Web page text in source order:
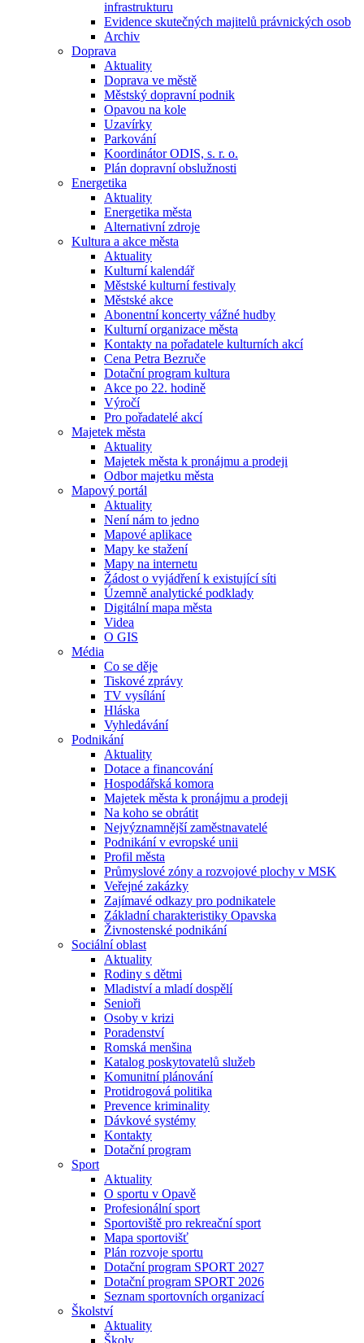
infrastrukturu
Evidence skutečných majitelů právnických osob
Archiv
Doprava
Aktuality
Doprava ve městě
Městský dopravní podnik
Opavou na kole
Uzavírky
Parkování
Koordinátor ODIS, s. r. o.
Plán dopravní obslužnosti
Energetika
Aktuality
Energetika města
Alternativní zdroje
Kultura a akce města
Aktuality
Kulturní kalendář
Městské kulturní festivaly
Městské akce
Abonentní koncerty vážné hudby
Kulturní organizace města
Kontakty na pořadatele kulturních akcí
Cena Petra Bezruče
Dotační program kultura
Akce po 22. hodině
Výročí
Pro pořadatelé akcí
Majetek města
Aktuality
Majetek města k pronájmu a prodeji
Odbor majetku města
Mapový portál
Aktuality
Není nám to jedno
Mapové aplikace
Mapy ke stažení
Mapy na internetu
Žádost o vyjádření k existující síti
Územně analytické podklady
Digitální mapa města
Videa
O GIS
Média
Co se děje
Tiskové zprávy
TV vysílání
Hláska
Vyhledávání
Podnikání
Aktuality
Dotace a financování
Hospodářská komora
Majetek města k pronájmu a prodeji
Na koho se obrátit
Nejvýznamnější zaměstnavatelé
Podnikání v evropské unii
Profil města
Průmyslové zóny a rozvojové plochy v MSK
Veřejné zakázky
Zajímavé odkazy pro podnikatele
Základní charakteristiky Opavska
Živnostenské podnikání
Sociální oblast
Aktuality
Rodiny s dětmi
Mladiství a mladí dospělí
Senioři
Osoby v krizi
Poradenství
Romská menšina
Katalog poskytovatelů služeb
Komunitní plánování
Protidrogová politika
Prevence kriminality
Dávkové systémy
Kontakty
Dotační program
Sport
Aktuality
O sportu v Opavě
Profesionální sport
Sportoviště pro rekreační sport
Mapa sportovišť
Plán rozvoje sportu
Dotační program SPORT 2027
Dotační program SPORT 2026
Seznam sportovních organizací
Školství
Aktuality